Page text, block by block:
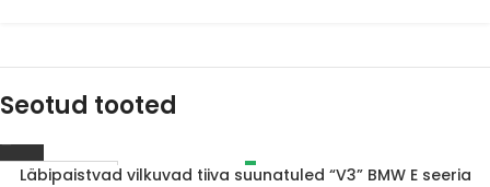
Seotud tooted
LÄBIMÜÜDUD
Läbipaistvad vilkuvad tiiva suunatuled “V3” BMW E seeria